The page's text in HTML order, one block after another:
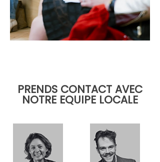
PRENDS CONTACT AVEC
NOTRE EQUIPE LOCALE